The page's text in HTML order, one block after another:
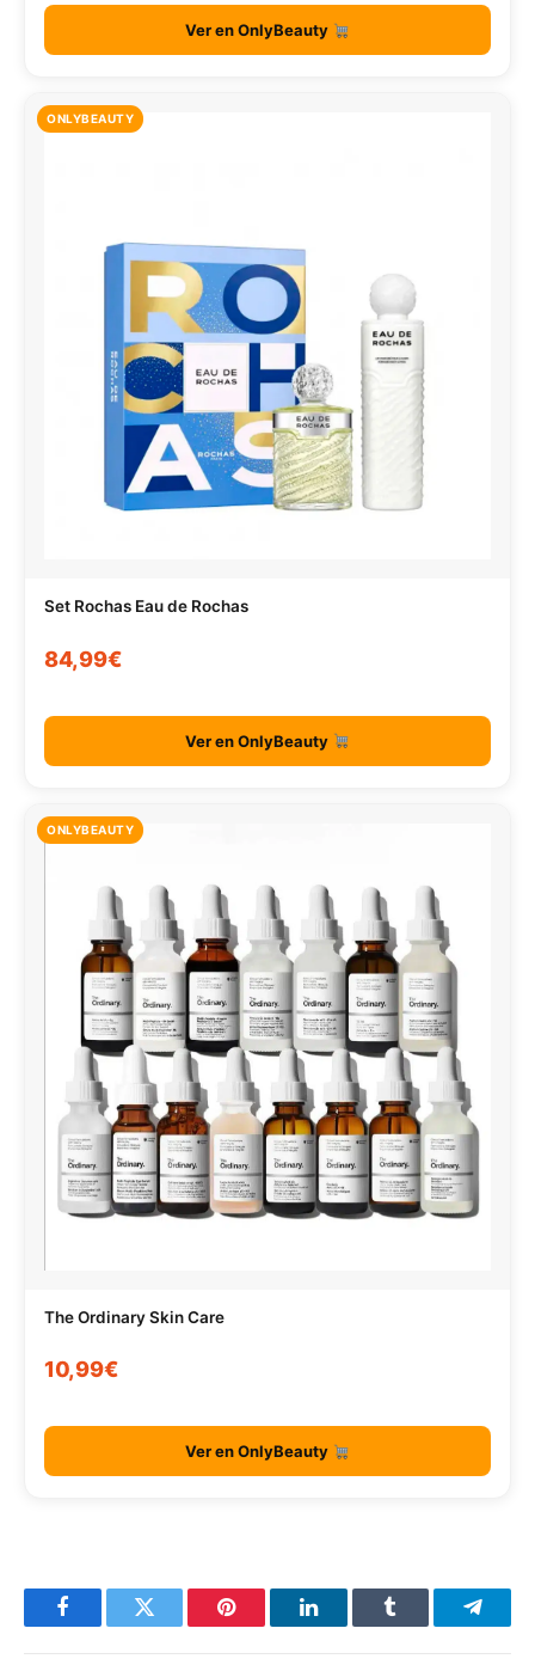
Ver en OnlyBeauty
ONLYBEAUTY
Set Rochas Eau de Rochas
84,99€
Ver en OnlyBeauty
ONLYBEAUTY
The Ordinary Skin Care
10,99€
Ver en OnlyBeauty
FacebookTwitter Pinterest LinkedInTumblr